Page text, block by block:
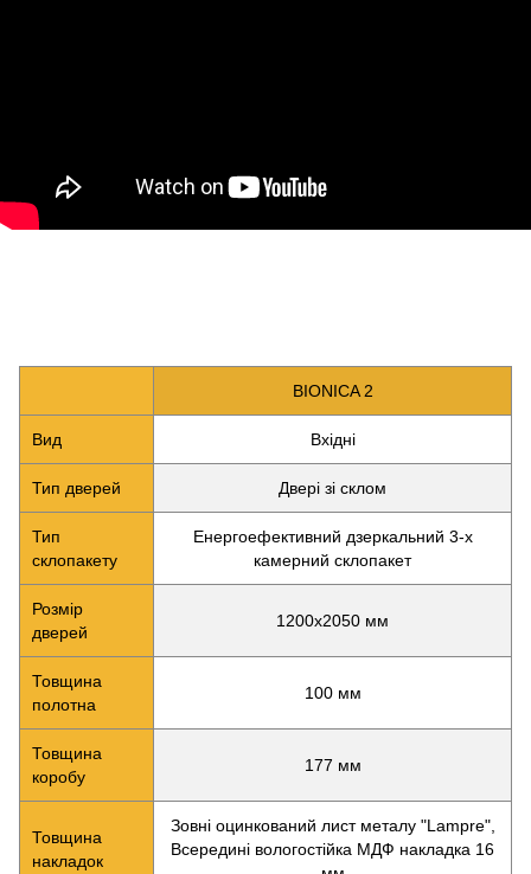
BIONICA 2
Вид Вхідні
Тип дверей Двері зі склом
Тип
склопакету
Енергоефективний дзеркальний 3-х
камерний склопакет
Розмір
дверей
1200х2050 мм
Товщина
полотна
100 мм
Товщина
коробу
177 мм
Товщина
накладок
Зовні оцинкований лист металу "Lampre",
Всередині вологостійка МДФ накладка 16